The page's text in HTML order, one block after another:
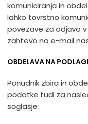
komuniciranja in
lahko tovrstno
povezave za odjavo
zahtevo na e-mail
OBDELAVA NA
Ponudnik zbira in
podatke tudi za
soglasje: